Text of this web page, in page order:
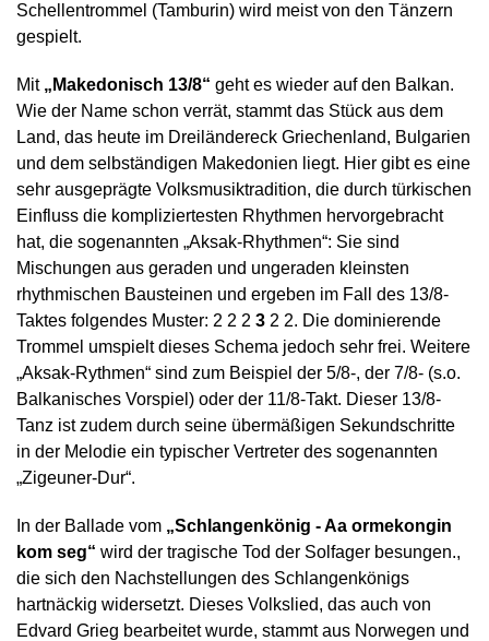
Schellentrommel (Tamburin) wird meist von den Tänzern
gespielt.
Mit „Makedonisch 13/8“ geht es wieder auf den Balkan.
Wie der Name schon verrät, stammt das Stück aus dem
Land, das heute im Dreiländereck Griechenland, Bulgarien
und dem selbständigen Makedonien liegt. Hier gibt es eine
sehr ausgeprägte Volksmusiktradition, die durch türkischen
Einfluss die kompliziertesten Rhythmen hervorgebracht
hat, die sogenannten „Aksak-Rhythmen“: Sie sind
Mischungen aus geraden und ungeraden kleinsten
rhythmischen Bausteinen und ergeben im Fall des 13/8-
Taktes folgendes Muster: 2 2 2 3 2 2. Die dominierende
Trommel umspielt dieses Schema jedoch sehr frei. Weitere
„Aksak-Rythmen“ sind zum Beispiel der 5/8-, der 7/8- (s.o.
Balkanisches Vorspiel) oder der 11/8-Takt. Dieser 13/8-
Tanz ist zudem durch seine übermäßigen Sekundschritte
in der Melodie ein typischer Vertreter des sogenannten
„Zigeuner-Dur“.
In der Ballade vom „Schlangenkönig - Aa ormekongin
kom seg“ wird der tragische Tod der Solfager besungen.,
die sich den Nachstellungen des Schlangenkönigs
hartnäckig widersetzt. Dieses Volkslied, das auch von
Edvard Grieg bearbeitet wurde, stammt aus Norwegen und